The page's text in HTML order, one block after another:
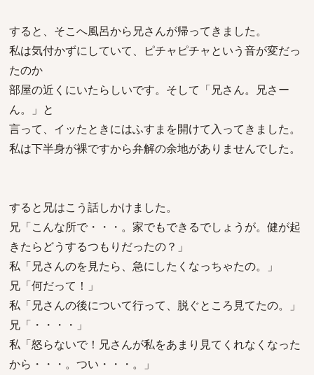
すると、そこへ風呂から兄さんが帰ってきました。
私は気付かずにしていて、ピチャピチャという音が変だっ
たのか
部屋の近くにいたらしいです。そして「兄さん。兄さー
ん。」と
言って、イッたときにはふすまを開けて入ってきました。
私は下半身が裸ですから弁解の余地がありませんでした。
すると兄はこう話しかけました。
兄「こんな所で・・・。家でもできるでしょうが。健が起
きたらどうするつもりだったの？」
私「兄さんのを見たら、急にしたくなっちゃたの。」
兄「何だって！」
私「兄さんの後について行って、脱ぐところ見てたの。」
兄「・・・・」
私「怒らないで！兄さんが私をあまり見てくれなくなった
から・・・。つい・・・。」